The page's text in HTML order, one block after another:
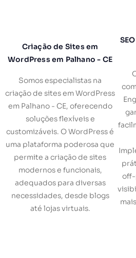
Criação de Sites em
WordPress em Palhano - CE
Somos especialistas na
criação de sites em WordPress
em Palhano - CE, oferecendo
soluções flexíveis e
customizáveis. O WordPress é
uma plataforma poderosa que
permite a criação de sites
modernos e funcionais,
adequados para diversas
necessidades, desde blogs
até lojas virtuais.
off-